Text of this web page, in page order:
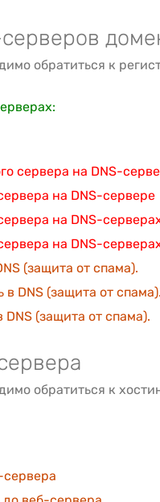
обратиться к
сервера на DNS-
на DNS-сервере
на DNS-
на DNS-
(защита от спама).
в DNS (защита от
DNS (защита от спама).
обратиться к
сервера